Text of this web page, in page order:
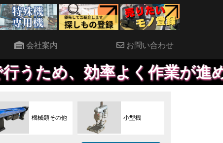
会社案内 お問い合わせ
効率よく作業が進めること
機械類その他 小型機